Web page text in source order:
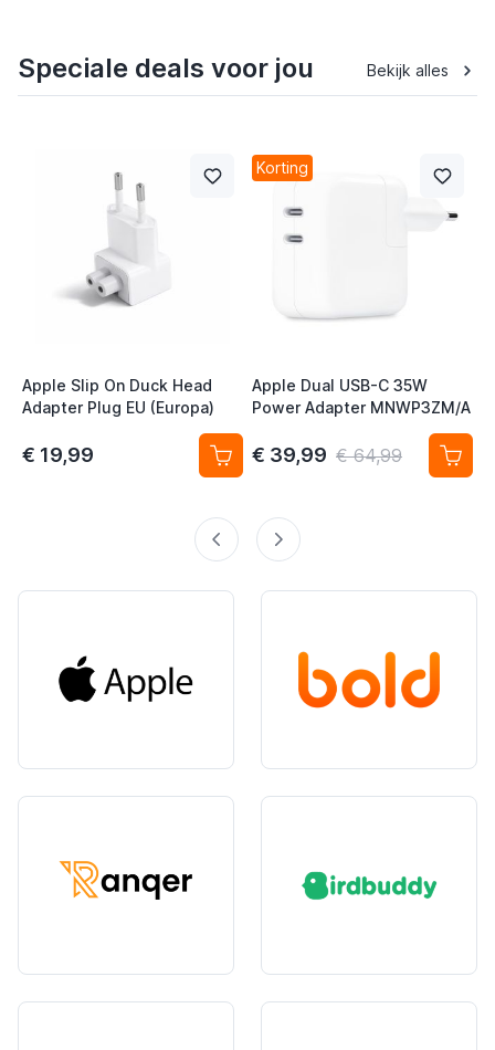
Speciale deals voor jou Bekijk alles
Apple Slip On Duck Head
Adapter Plug EU (Europa)
€ 19,99
Korting
Apple Dual USB-C 35W
Power Adapter MNWP3ZM/A
€ 39,99 € 64,99